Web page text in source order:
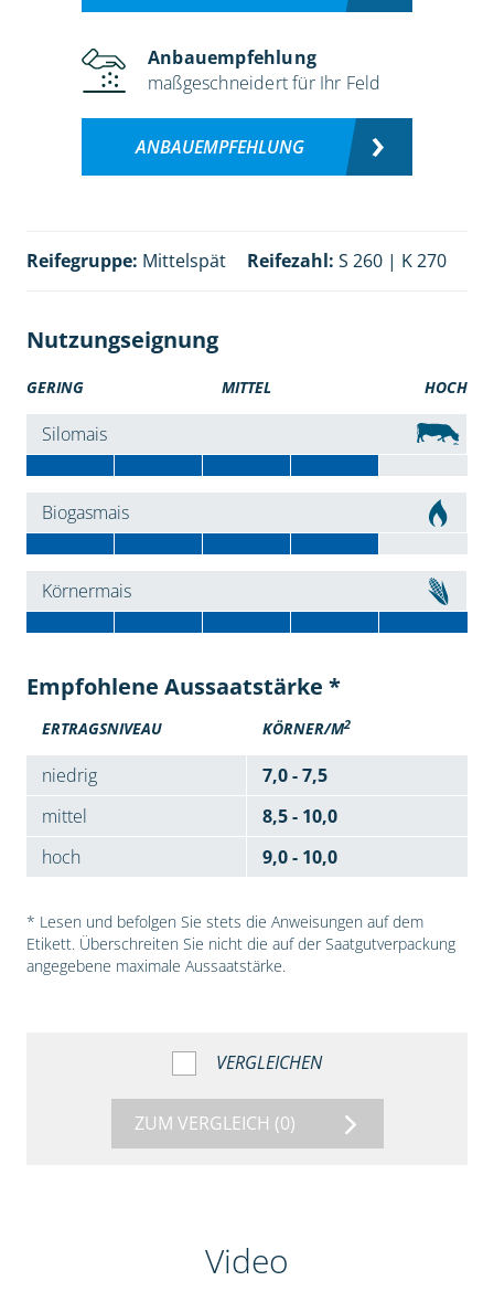
Anbauempfehlung
maßgeschneidert für Ihr Feld
ANBAUEMPFEHLUNG
Reifegruppe: Mittelspät Reifezahl: S 260 | K 270
Nutzungseignung
GERING MITTEL HOCH
Silomais
Biogasmais
Körnermais
Empfohlene Aussaatstärke *
ERTRAGSNIVEAU KÖRNER/M2
niedrig
7,0 - 7,5
mittel
8,5 - 10,0
hoch
9,0 - 10,0
* Lesen und befolgen Sie stets die Anweisungen auf dem
Etikett. Überschreiten Sie nicht die auf der Saatgutverpackung
angegebene maximale Aussaatstärke.
VERGLEICHEN
ZUM VERGLEICH (0)
Video